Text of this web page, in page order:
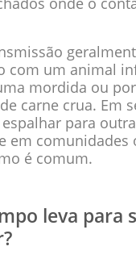
com um animal
mordida ou por
carne crua. Em
para
em comunidades
é comum.
leva para